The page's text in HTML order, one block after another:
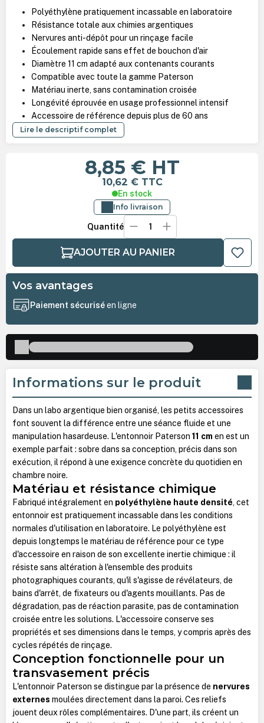
Polyéthylène pratiquement incassable en laboratoire
Résistance totale aux chimies argentiques
Nervures anti-dépôt pour un rinçage facile
Écoulement rapide sans effet de bouchon d'air
Diamètre 11 cm adapté aux contenants courants
Compatible avec toute la gamme Paterson
Matériau inerte, sans contamination croisée
Longévité éprouvée en usage professionnel intensif
Accessoire de référence depuis plus de 60 ans
Lire le descriptif complet
8,85 € HT
10,62 € TTC
En stock
Info livraison
Quantité
AJOUTER AU PANIER
Vos avantages
Paiement sécuriséen ligne
Informations sur le produit
Dans un labo argentique bien organisé, les petits accessoires
font souvent la différence entre une séance fluide et une
manipulation hasardeuse. L'entonnoir Paterson 11 cm en est un
exemple parfait : sobre dans sa conception, précis dans son
exécution, il répond à une exigence concrète du quotidien en
chambre noire.
Matériau et résistance chimique
Fabriqué intégralement en polyéthylène haute densité, cet
entonnoir est pratiquement incassable dans les conditions
normales d'utilisation en laboratoire. Le polyéthylène est
depuis longtemps le matériau de référence pour ce type
d'accessoire en raison de son excellente inertie chimique : il
résiste sans altération à l'ensemble des produits
photographiques courants, qu'il s'agisse de révélateurs, de
bains d'arrêt, de fixateurs ou d'agents mouillants. Pas de
dégradation, pas de réaction parasite, pas de contamination
croisée entre les solutions. L'accessoire conserve ses
propriétés et ses dimensions dans le temps, y compris après des
cycles répétés de rinçage.
Conception fonctionnelle pour un
transvasement précis
L'entonnoir Paterson se distingue par la présence de nervures
externes moulées directement dans la paroi. Ces reliefs
jouent deux rôles complémentaires. D'une part, ils créent un